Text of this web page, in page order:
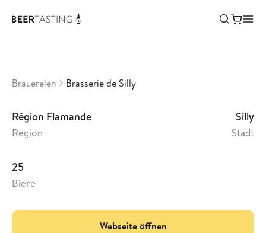
Brasserie de Silly
Brauereien Brasserie de Silly
Région Flamande
Region
Silly
Stadt
25
Biere
Webseite öffnen